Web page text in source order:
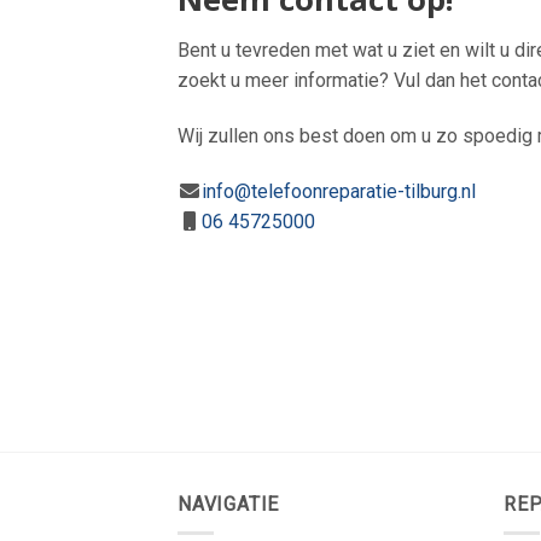
Bent u tevreden met wat u ziet en wilt u
zoekt u meer informatie? Vul dan het
Wij zullen ons best doen om u zo spoedig
info@telefoonreparatie-tilburg.nl
06 45725000
NAVIGATIE